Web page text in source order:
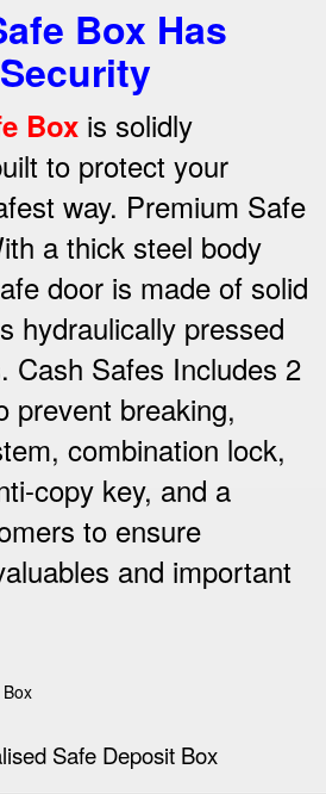
Box Has
Box is solidly
to protect your
way. Premium Safe
a thick steel body
door is made of solid
hydraulically pressed
Cash Safes Includes 2
prevent breaking,
combination lock,
copy key, and a
to ensure
and important